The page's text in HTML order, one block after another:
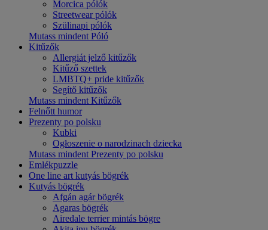
Morcica pólók
Streetwear pólók
Szülinapi pólók
Mutass mindent Póló
Kitűzők
Allergiát jelző kitűzők
Kitűző szettek
LMBTQ+ pride kitűzők
Segítő kitűzők
Mutass mindent Kitűzők
Felnőtt humor
Prezenty po polsku
Kubki
Ogłoszenie o narodzinach dziecka
Mutass mindent Prezenty po polsku
Emlékpuzzle
One line art kutyás bögrék
Kutyás bögrék
Afgán agár bögrék
Agaras bögrék
Airedale terrier mintás bögre